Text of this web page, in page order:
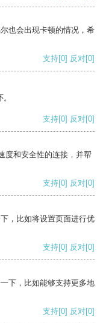
也会出现卡顿的情况，希
支持[0] 反对[0]
支持[0] 反对[0]
度和安全性的连接，并帮
支持[0] 反对[0]
，比如将设置页面进行优
支持[0] 反对[0]
下，比如能够支持更多地
支持[0] 反对[0]